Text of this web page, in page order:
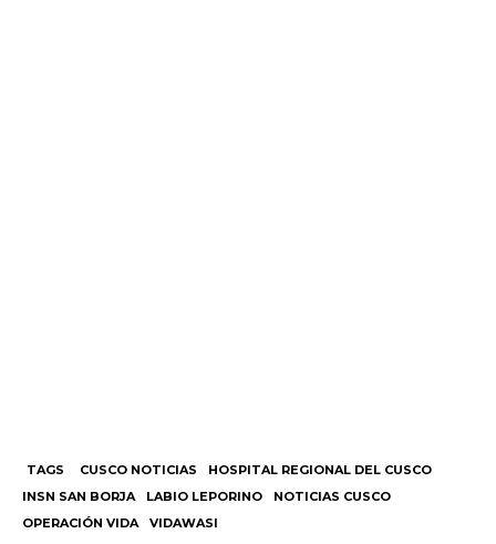
TAGS CUSCO NOTICIAS
HOSPITAL REGIONAL DEL CUSCO
INSN SAN BORJA
LABIO LEPORINO
NOTICIAS CUSCO
OPERACIÓN VIDA
VIDAWASI